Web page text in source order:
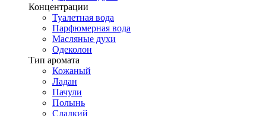
Концентрации
Туалетная вода
Парфюмерная вода
Масляные духи
Одеколон
Тип аромата
Кожаный
Ладан
Пачули
Полынь
Сладкий